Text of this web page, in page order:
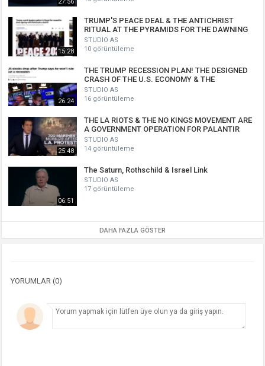
15:28
TRUMP'S PEACE DEAL & THE ANTICHRIST
RITUAL AT THE PYRAMIDS FOR THE DAWNING
OF THE NEW WORLD ORDER!
STUDIO AS
10 görüntüleme
26:24
THE TRUMP RECESSION PLAN! THE DESIGNED
CRASH OF THE U.S. ECONOMY & THE
MARTYRING OF ELON MUSK PSYOP!
STUDIO AS
16 görüntüleme
25:48
THE LA RIOTS & THE NO KINGS MOVEMENT ARE
A GOVERNMENT OPERATION FOR PALANTIR
DIGITAL SURVEILLANCE!
STUDIO AS
14 görüntüleme
06:51
The Saturn, Rothschild & Israel Link
STUDIO AS
17 görüntüleme
DAHA FAZLA GÖSTER
YORUMLAR (0)